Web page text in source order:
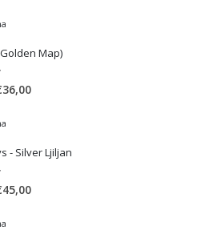
€36,00
Map)
of 5
36,00Price
€36,00
- Silver Ljiljan
45,00Price